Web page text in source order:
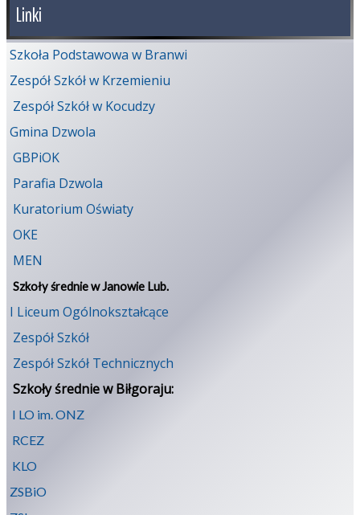
Linki
Szkoła Podstawowa w Branwi
Zespół Szkół w Krzemieniu
Zespół Szkół w Kocudzy
Gmina Dzwola
GBPiOK
Parafia Dzwola
Kuratorium Oświaty
OKE
MEN
Szkoły średnie w Janowie Lub.
I Liceum Ogólnokształcące
Zespół Szkół
Zespół Szkół Technicznych
Szkoły średnie w Biłgoraju:
I LO im. ONZ
RCEZ
KLO
ZSBiO